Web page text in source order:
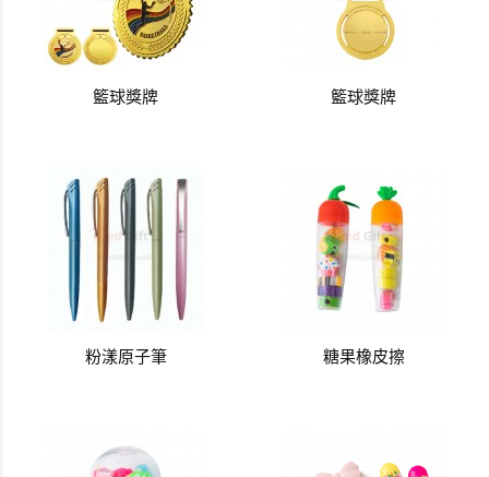
籃球獎牌 籃球獎牌
粉漾原子筆 糖果橡皮擦